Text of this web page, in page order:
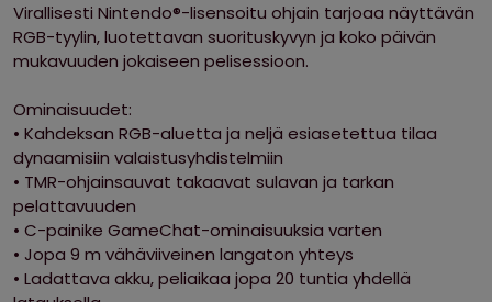
Virallisesti Nintendo®-lisensoitu ohjain tarjoaa näyttävän
RGB-tyylin, luotettavan suorituskyvyn ja koko päivän
mukavuuden jokaiseen pelisessioon.
Ominaisuudet:
• Kahdeksan RGB-aluetta ja neljä esiasetettua tilaa
dynaamisiin valaistusyhdistelmiin
• TMR-ohjainsauvat takaavat sulavan ja tarkan
pelattavuuden
• C-painike GameChat-ominaisuuksia varten
• Jopa 9 m vähäviiveinen langaton yhteys
• Ladattava akku, peliaikaa jopa 20 tuntia yhdellä